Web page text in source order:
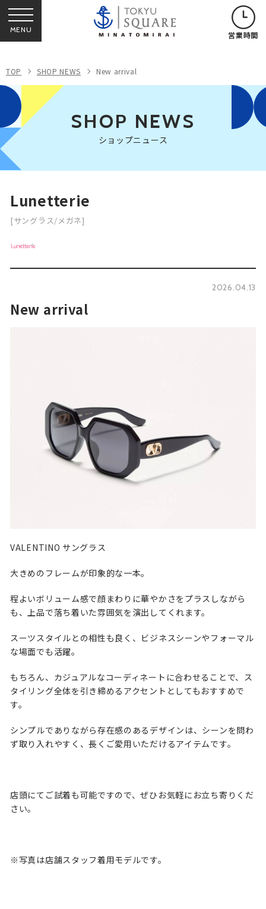
MENU 営業時間
TOP SHOP NEWS New arrival
SHOP NEWS
ショップニュース
Lunetterie
[サングラス/メガネ]
2026.04.13
New arrival
VALENTINO サングラス
大きめのフレームが印象的な一本。
程よいボリューム感で顔まわりに華やかさをプラスしながら
も、上品で落ち着いた雰囲気を演出してくれます。
スーツスタイルとの相性も良く、ビジネスシーンやフォーマル
な場面でも活躍。
もちろん、カジュアルなコーディネートに合わせることで、ス
タイリング全体を引き締めるアクセントとしてもおすすめで
す。
シンプルでありながら存在感のあるデザインは、シーンを問わ
ず取り入れやすく、長くご愛用いただけるアイテムです。
店頭にてご試着も可能ですので、ぜひお気軽にお立ち寄りくだ
さい。
※写真は店舗スタッフ着用モデルです。